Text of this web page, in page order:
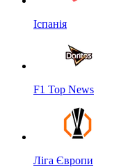
Іспанія
F1 Top News
Ліга Європи